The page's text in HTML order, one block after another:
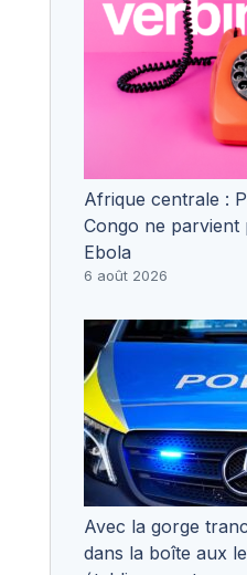
Afrique centrale :
Congo ne parvient
Ebola
6 août 2026
Avec la gorge
dans la boîte aux